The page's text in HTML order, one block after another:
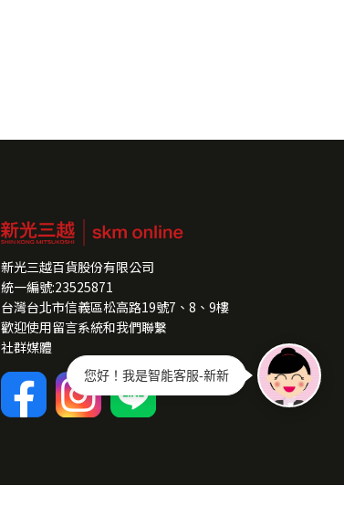
新光三越百貨股份有限公司
統一編號:23525871
台灣台北市信義區松高路19號7、8、9樓
歡迎使用留言系統和我們聯繫
社群媒體
您好！我是智能客服-新新